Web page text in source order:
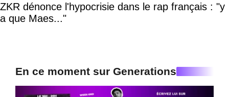
ZKR dénonce l'hypocrisie dans le rap français : "y
a que Maes..."
En ce moment sur Generations